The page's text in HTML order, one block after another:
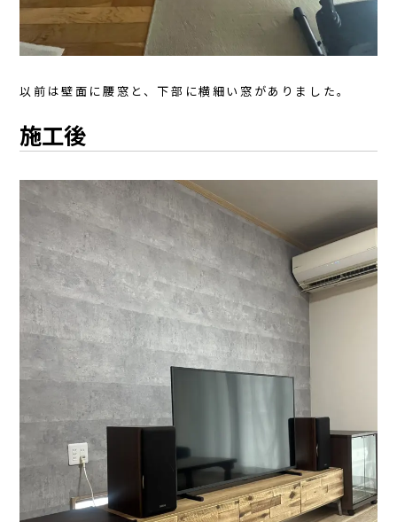
以前は壁面に腰窓と、下部に横細い窓がありました。
施工後